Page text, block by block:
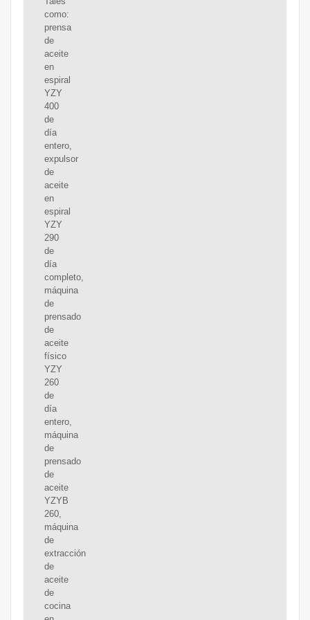
como:
prensa
de
aceite
en
espiral
YZY
400
de
día
entero,
expulsor
de
aceite
en
espiral
YZY
290
de
día
completo,
máquina
de
prensado
de
aceite
físico
YZY
260
de
día
entero,
máquina
de
prensado
de
aceite
YZYB
260,
máquina
de
extracción
de
aceite
de
cocina